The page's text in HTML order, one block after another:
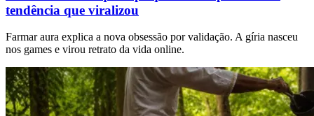
tendência que viralizou
Farmar aura explica a nova obsessão por validação. A gíria nasceu
nos games e virou retrato da vida online.